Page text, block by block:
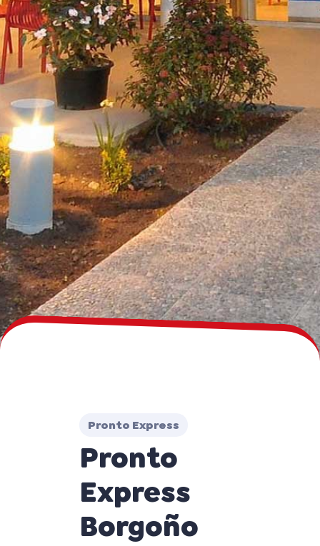
Pronto Express
Pronto
Express
Borgoño